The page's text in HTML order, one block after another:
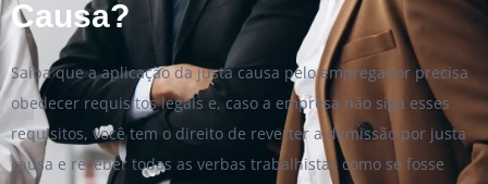
Causa?
Saiba que a aplicação da justa causa pelo empregador precisa
obedecer requisitos legais e, caso a empresa não siga esses
requisitos, você tem o direito de reverter a demissão por justa
causa e receber todas as verbas trabalhistas como se fosse